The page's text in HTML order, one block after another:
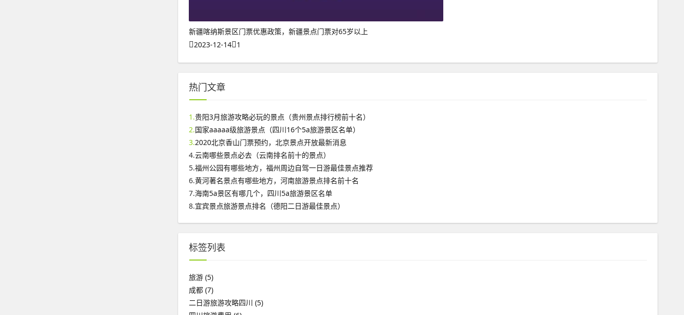
新疆喀纳斯景区门票优惠政策，新疆景点门票对65岁以上
2023-12-14 1
热门文章
1.贵阳3月旅游攻略必玩的景点（贵州景点排行榜前十名）
2.国家aaaaa级旅游景点（四川16个5a旅游景区名单）
3.2020北京香山门票预约，北京景点开放最新消息
4.云南哪些景点必去（云南排名前十的景点）
5.福州公园有哪些地方，福州周边自驾一日游最佳景点推荐
6.黄河著名景点有哪些地方，河南旅游景点排名前十名
7.海南5a景区有哪几个，四川5a旅游景区名单
8.宜宾景点旅游景点排名（德阳二日游最佳景点）
标签列表
旅游 (5)
成都 (7)
二日游旅游攻略四川 (5)